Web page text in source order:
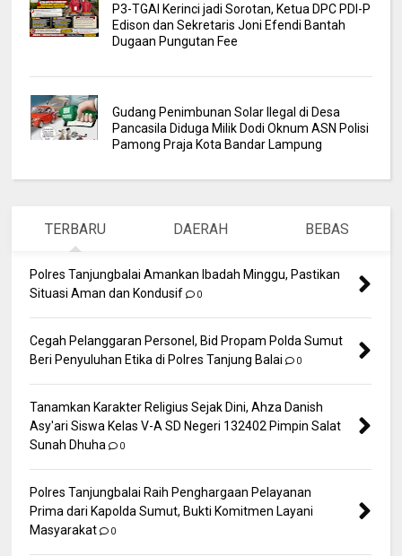
P3-TGAI Kerinci jadi Sorotan, Ketua DPC PDI-P
Edison dan Sekretaris Joni Efendi Bantah
Dugaan Pungutan Fee
Gudang Penimbunan Solar Ilegal di Desa
Pancasila Diduga Milik Dodi Oknum ASN Polisi
Pamong Praja Kota Bandar Lampung
TERBARU DAERAH BEBAS
Polres Tanjungbalai Amankan Ibadah Minggu, Pastikan
Situasi Aman dan Kondusif
0
Cegah Pelanggaran Personel, Bid Propam Polda Sumut
Beri Penyuluhan Etika di Polres Tanjung Balai
0
Tanamkan Karakter Religius Sejak Dini, Ahza Danish
Asy'ari Siswa Kelas V-A SD Negeri 132402 Pimpin Salat
Sunah Dhuha
0
Polres Tanjungbalai Raih Penghargaan Pelayanan
Prima dari Kapolda Sumut, Bukti Komitmen Layani
Masyarakat
0